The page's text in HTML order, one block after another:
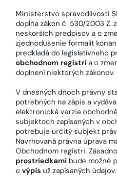
Ministerstvo spravodlivosti
dopĺňa zákon č. 530/2003 Z.
neskorších predpisov a o
zjednodušenie formalít
predkladá do legislatívneho
obchodnom registri a o
doplnení niektorých zákonov.
V dnešných dňoch právny
potrebných na zápis a
elektronická verzia
subjektoch zapísaných v
potrebuje určitý subjekt
Navrhovaná právna úprava
Obchodnom registri.
prostriedkami bude možné
o výpis už zapísaných údajov.